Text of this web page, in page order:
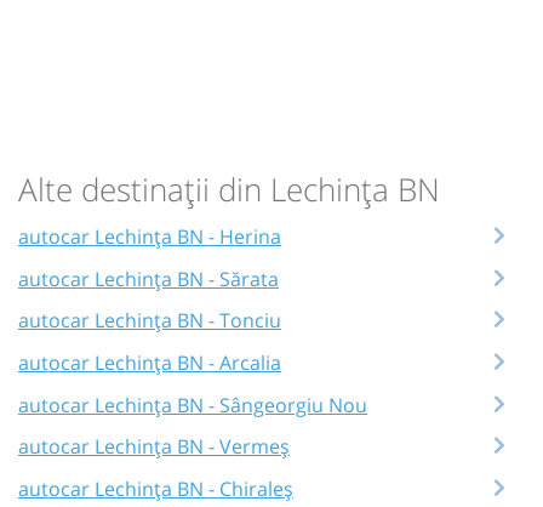
Alte destinații din Lechința BN
autocar Lechința BN - Herina
autocar Lechința BN - Sărata
autocar Lechința BN - Tonciu
autocar Lechința BN - Arcalia
autocar Lechința BN - Sângeorgiu Nou
autocar Lechința BN - Vermeș
autocar Lechința BN - Chiraleș